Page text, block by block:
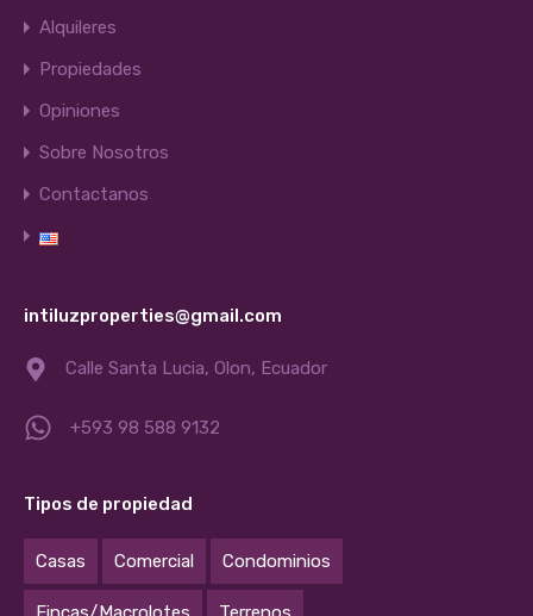
Alquileres
Propiedades
Opiniones
Sobre Nosotros
Contactanos
intiluzproperties@gmail.com
Calle Santa Lucia, Olon, Ecuador
+593 98 588 9132
Tipos de propiedad
Casas Comercial Condominios